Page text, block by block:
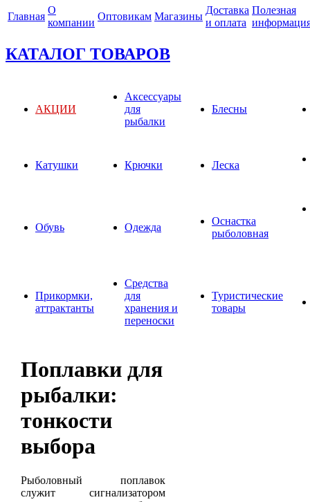
Главная
О
компании
Оптовикам Магазины
Доставка
и оплата
Полезная
КАТАЛОГ ТОВАРОВ
АКЦИИ
Аксессуары
для
рыбалки
Блесны
Катушки Крючки Леска
Обувь Одежда
Оснастка
рыболовная
Прикормки,
аттрактанты
Средства
для
хранения и
переноски
Туристические
товары
Поплавки для
рыбалки:
тонкости
выбора
Рыболовный поплавок
служит сигнализатором